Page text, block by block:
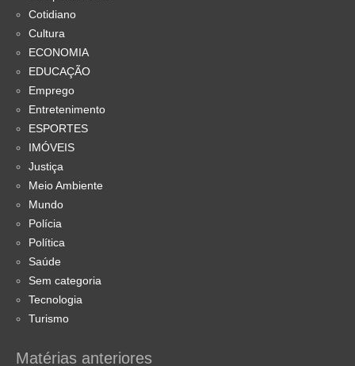
Cotidiano
Cultura
ECONOMIA
EDUCAÇÃO
Emprego
Entretenimento
ESPORTES
IMÓVEIS
Justiça
Meio Ambiente
Mundo
Polícia
Política
Saúde
Sem categoria
Tecnologia
Turismo
Matérias anteriores